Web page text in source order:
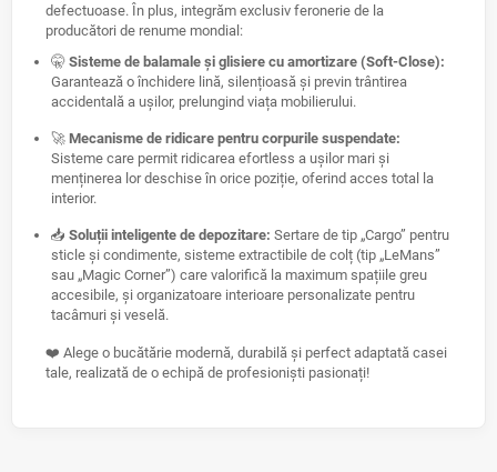
defectuoase. În plus, integrăm exclusiv feronerie de la
producători de renume mondial:
🤫 Sisteme de balamale și glisiere cu amortizare (Soft-Close):
Garantează o închidere lină, silențioasă și previn trântirea
accidentală a ușilor, prelungind viața mobilierului.
🚀 Mecanisme de ridicare pentru corpurile suspendate:
Sisteme care permit ridicarea efortless a ușilor mari și
menținerea lor deschise în orice poziție, oferind acces total la
interior.
📥 Soluții inteligente de depozitare: Sertare de tip „Cargo” pentru
sticle și condimente, sisteme extractibile de colț (tip „LeMans”
sau „Magic Corner”) care valorifică la maximum spațiile greu
accesibile, și organizatoare interioare personalizate pentru
tacâmuri și veselă.
❤️ Alege o bucătărie modernă, durabilă și perfect adaptată casei
tale, realizată de o echipă de profesioniști pasionați!